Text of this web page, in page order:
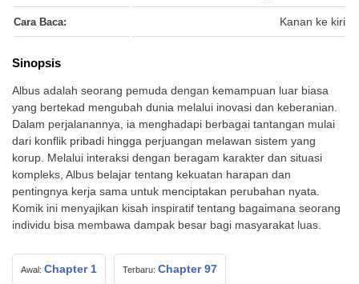
Cara Baca: Kanan ke kiri
Sinopsis
Albus adalah seorang pemuda dengan kemampuan luar biasa
yang bertekad mengubah dunia melalui inovasi dan keberanian.
Dalam perjalanannya, ia menghadapi berbagai tantangan mulai
dari konflik pribadi hingga perjuangan melawan sistem yang
korup. Melalui interaksi dengan beragam karakter dan situasi
kompleks, Albus belajar tentang kekuatan harapan dan
pentingnya kerja sama untuk menciptakan perubahan nyata.
Komik ini menyajikan kisah inspiratif tentang bagaimana seorang
individu bisa membawa dampak besar bagi masyarakat luas.
Awal: Chapter 1 Terbaru: Chapter 97